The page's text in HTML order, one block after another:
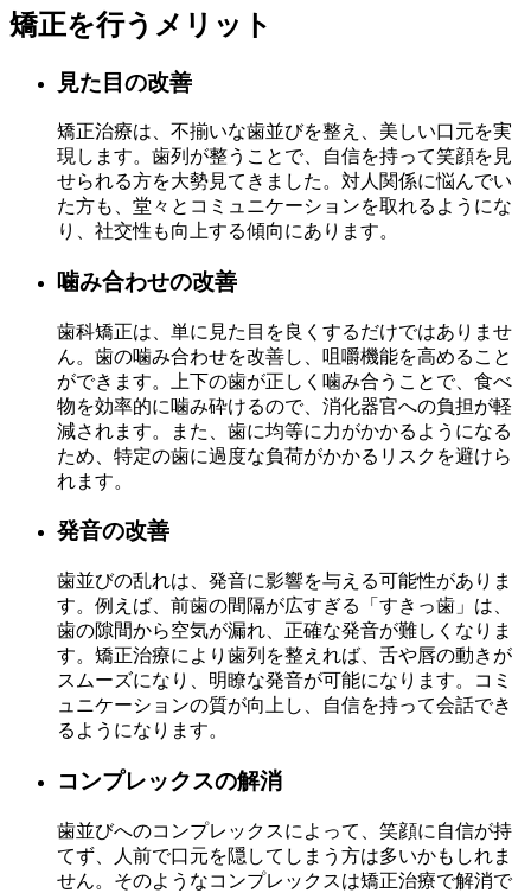
矯正を行うメリット
見た目の改善
矯正治療は、不揃いな歯並びを整え、美しい口元を実
現します。歯列が整うことで、自信を持って笑顔を見
せられる方を大勢見てきました。対人関係に悩んでい
た方も、堂々とコミュニケーションを取れるようにな
り、社交性も向上する傾向にあります。
噛み合わせの改善
歯科矯正は、単に見た目を良くするだけではありませ
ん。歯の噛み合わせを改善し、咀嚼機能を高めること
ができます。上下の歯が正しく噛み合うことで、食べ
物を効率的に噛み砕けるので、消化器官への負担が軽
減されます。また、歯に均等に力がかかるようになる
ため、特定の歯に過度な負荷がかかるリスクを避けら
れます。
発音の改善
歯並びの乱れは、発音に影響を与える可能性がありま
す。例えば、前歯の間隔が広すぎる「すきっ歯」は、
歯の隙間から空気が漏れ、正確な発音が難しくなりま
す。矯正治療により歯列を整えれば、舌や唇の動きが
スムーズになり、明瞭な発音が可能になります。コミ
ュニケーションの質が向上し、自信を持って会話でき
るようになります。
コンプレックスの解消
歯並びへのコンプレックスによって、笑顔に自信が持
てず、人前で口元を隠してしまう方は多いかもしれま
せん。そのようなコンプレックスは矯正治療で解消で